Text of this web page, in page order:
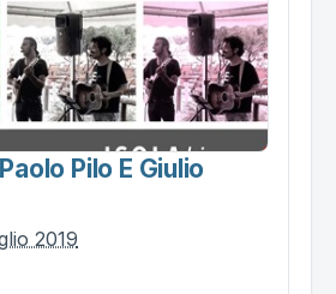
Pilo E Giulio
2019